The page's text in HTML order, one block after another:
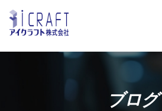
ブログ